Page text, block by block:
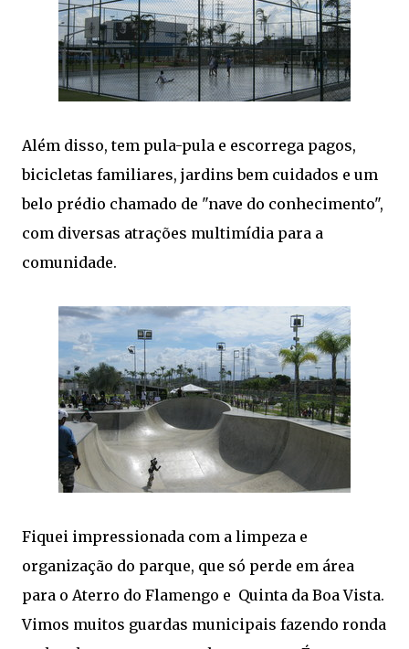
Além disso, tem pula-pula e escorrega pagos,
bicicletas familiares, jardins bem cuidados e um
belo prédio chamado de "nave do conhecimento",
com diversas atrações multimídia para a
comunidade.
Fiquei impressionada com a limpeza e
organização do parque, que só perde em área
para o Aterro do Flamengo e Quinta da Boa Vista.
Vimos muitos guardas municipais fazendo ronda